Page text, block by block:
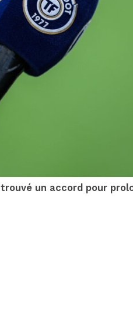
un accord pour